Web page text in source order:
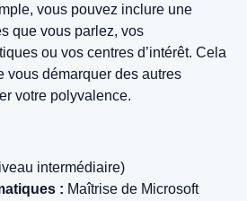
vous pouvez inclure une
que vous parlez, vos
ou vos centres d’intérêt. Cela
vous démarquer des autres
votre polyvalence.
intermédiaire)
: Maîtrise de Microsoft